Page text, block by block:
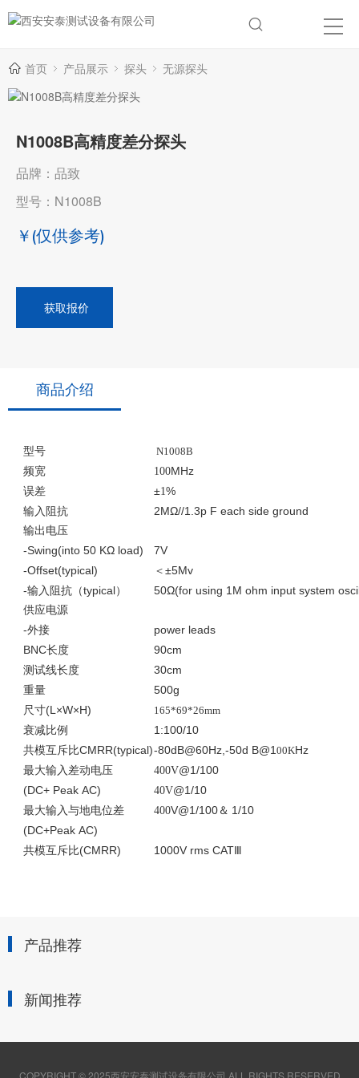
首页 产品展示 探头 无源探头
N1008B高精度差分探头
品牌：品致
型号：N1008B
￥ (仅供参考)
获取报价
商品介绍
型号
N1008B
频宽
100MHz
误差 ±1%
输入阻抗 2MΩ//1.3p F each side ground
输出电压
-Swing(into 50 KΩ load)
7V
-Offset(typical)
＜ ±5Mv
-输入阻抗（typical） 50Ω(for using 1M ohm input system
供应电源
-外接
power leads
BNC长度 90cm
测试线长度 30cm
重量 500g
尺寸(L×W×H)
165*69*26mm
衰减比例
1:100/10
共模互斥比CMRR(typical)-80dB@60Hz,-50d B@1 00KHz
最大输入差动电压
(DC+ Peak AC)
400V@1/100
40V@1/10
最大输入与地电位差
(DC+Peak AC)
400V@1/100 ＆ 1/10
共模互斥比(CMRR) 1000V rms CAT
产品推荐
新闻推荐
COPYRIGHT © 2025西安安泰测试设备有限公司 ALL RIGHTS RESERVED